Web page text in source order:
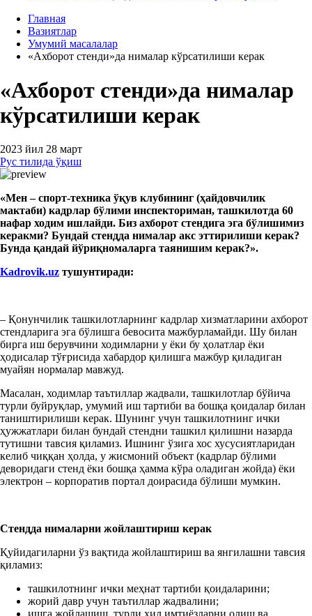
Главная
Вазиятлар
Умумий масалалар
«Ахборот стенди»да нималар кўрсатилиши керак
«Ахборот стенди»да нималар
кўрсатилиши керак
2023 йил 28 март
Рус тилида ўқиш
«Мен– спорт-техника ўқув клубининг (ҳайдовчилик
мактаби) кадрлар бўлими инспекториман, ташкилотда 60
нафар ходим ишлайди. Биз ахборот стендига эга бўлишимиз
керакми? Бундай стендда нималар акс эттирилиши керак?
Бунда қандай йўриқномаларга таянишим керак?».
Kadrovik.uz тушунтиради:
– Қонунчилик ташкилотларнинг кадрлар хизматларини ахборот
стендларига эга бўлишга бевосита мажбурламайди. Шу билан
бирга иш берувчини ходимларни у ёки бу ҳолатлар ёки
ҳодисалар тўғрисида хабардор қилишга мажбур қиладиган
муайян нормалар мавжуд.
Масалан, ходимлар таътиллар жадвали, ташкилотлар бўйича
турли буйруқлар, умумий иш тартиби ва бошқа қоидалар билан
таништирилиши керак. Шунинг учун ташкилотнинг ички
ҳужжатлари билан бундай стендни ташкил қилишни назарда
тутишни тавсия қиламиз. Ишнинг ўзига хос хусусиятларидан
келиб чиққан ҳолда, у жисмоний объект (кадрлар бўлими
деворидаги стенд ёки бошқа ҳамма кўра оладиган жойда) ёки
электрон – корпоратив портал доирасида бўлиши мумкин.
Стендда нималарни жойлаштириш керак
Қуйидагиларни ўз вақтида жойлаштириш ва янгилашни тавсия
қиламиз:
ташкилотнинг ички меҳнат тартиби қоидаларини;
жорий давр учун таътиллар жадвалини;
ишга жойлашиш, турли хил имтиёзларни олиш ва